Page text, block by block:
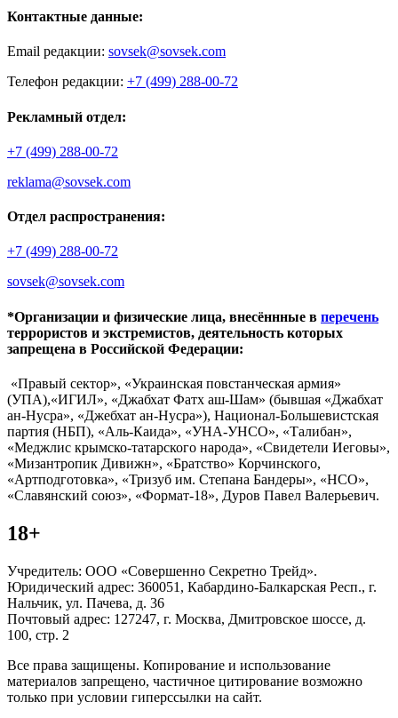
Контактные данные:
Email редакции: sovsek@sovsek.com
Телефон редакции: +7 (499) 288-00-72
Рекламный отдел:
+7 (499) 288-00-72
reklama@sovsek.com
Отдел распространения:
+7 (499) 288-00-72
sovsek@sovsek.com
*Организации и физические лица, внесённные в перечень
террористов и экстремистов, деятельность которых
запрещена в Российской Федерации:
«Правый сектор», «Украинская повстанческая армия»
(УПА),«ИГИЛ», «Джабхат Фатх аш-Шам» (бывшая «Джабхат
ан-Нусра», «Джебхат ан-Нусра»), Национал-Большевистская
партия (НБП), «Аль-Каида», «УНА-УНСО», «Талибан»,
«Меджлис крымско-татарского народа», «Свидетели Иеговы»,
«Мизантропик Дивижн», «Братство» Корчинского,
«Артподготовка», «Тризуб им. Степана Бандеры», «НСО»,
«Славянский союз», «Формат-18», Дуров Павел Валерьевич.
18+
Учредитель: ООО «Совершенно Секретно Трейд».
Юридический адрес: 360051, Кабардино-Балкарская Респ., г.
Нальчик, ул. Пачева, д. 36
Почтовый адрес: 127247, г. Москва, Дмитровское шоссе, д.
100, стр. 2
Все права защищены. Копирование и использование
материалов запрещено, частичное цитирование возможно
только при условии гиперссылки на сайт.